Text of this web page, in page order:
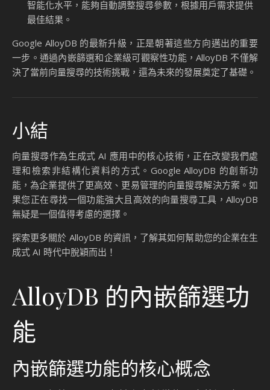
觀察性功能則提供了更詳細的查詢指標和日誌記錄，幫助用戶
更好地管理和優化其 AI 應用程式。
來，向量搜尋可能會在以下幾個方面取得進一步的突破：
更高效的演算法 ：隨著硬體技術的進步和演算法的優化，
向量搜尋的效能將進一步提升，能夠處理更大規模的資料
集。
與其他技術的整合：向量搜尋將與其他資料庫技術（如關
聯式資料庫和非關聯式資料庫）深度整合，提供更全面的
解決方案。
自動化與智能化：未來的向量搜尋系統可能會具備更高的
智能化水平，能夠自動調整搜尋參數，根據用戶需求提供
Google AlloyDB 的最新升級，正是朝著這些方向邁出的重要
一步。通過內嵌篩選和企業級可觀察性功能，AlloyDB 不僅解
決了當前向量搜尋的技術挑戰，還為未來的發展奠定了基礎。
小結